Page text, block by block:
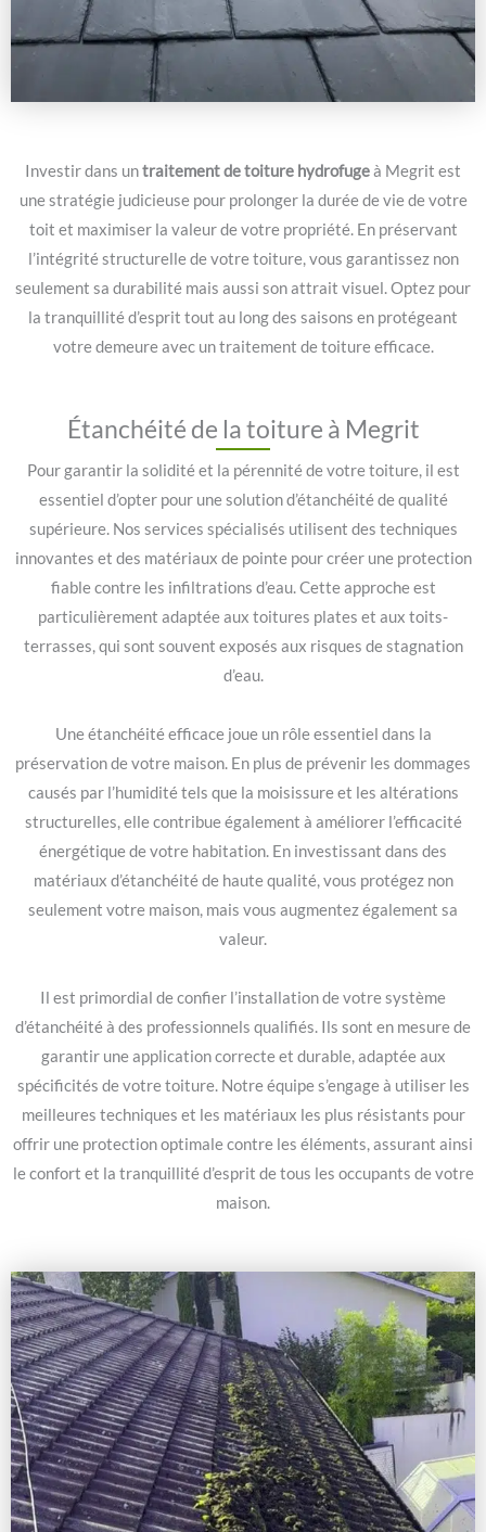
Investir dans untraitement de toiture hydrofugeà Megrit est
une stratégie judicieuse pour prolonger la durée de vie de votre
toit et maximiser la valeur de votre propriété. En préservant
l’intégrité structurelle de votre toiture, vous garantissez non
seulement sa durabilité mais aussi son attrait visuel. Optez pour
la tranquillité d’esprit tout au long des saisons en protégeant
votre demeure avec un traitement de toiture efficace.
Étanchéité de la toiture à Megrit
Pour garantir la solidité et la pérennité de votre toiture, il est
essentiel d’opter pour une solution d’étanchéité de qualité
supérieure. Nos services spécialisés utilisent des techniques
innovantes et des matériaux de pointe pour créer une protection
fiable contre les infiltrations d’eau. Cette approche est
particulièrement adaptée aux toitures plates et aux toits-
terrasses, qui sont souvent exposés aux risques de stagnation
d’eau.
Une étanchéité efficace joue un rôle essentiel dans la
préservation de votre maison. En plus de prévenir les dommages
causés par l’humidité tels que la moisissure et les altérations
structurelles, elle contribue également à améliorer l’efficacité
énergétique de votre habitation. En investissant dans des
matériaux d’étanchéité de haute qualité, vous protégez non
seulement votre maison, mais vous augmentez également sa
valeur.
Il est primordial de confier l’installation de votre système
d’étanchéité à des professionnels qualifiés. Ils sont en mesure de
garantir une application correcte et durable, adaptée aux
spécificités de votre toiture. Notre équipe s’engage à utiliser les
meilleures techniques et les matériaux les plus résistants pour
offrir une protection optimale contre les éléments, assurant ainsi
le confort et la tranquillité d’esprit de tous les occupants de votre
maison.